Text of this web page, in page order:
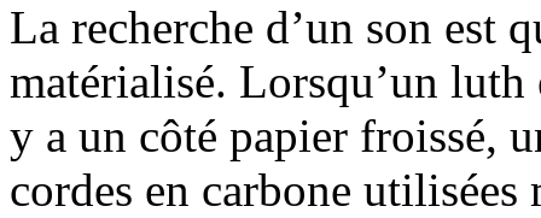
La recherche d’un son est
matérialisé. Lorsqu’un
y a un côté papier froissé,
cordes en carbone utilisées